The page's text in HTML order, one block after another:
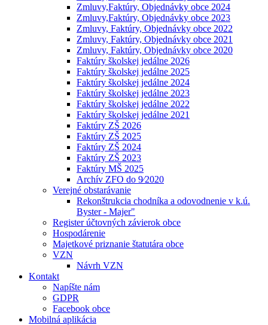
Zmluvy,Faktúry, Objednávky obce 2024
Zmluvy,Faktúry, Objednávky obce 2023
Zmluvy, Faktúry, Objednávky obce 2022
Zmluvy, Faktúry, Objednávky obce 2021
Zmluvy, Faktúry, Objednávky obce 2020
Faktúry školskej jedálne 2026
Faktúry školskej jedálne 2025
Faktúry školskej jedálne 2024
Faktúry školskej jedálne 2023
Faktúry školskej jedálne 2022
Faktúry školskej jedálne 2021
Faktúry ZŠ 2026
Faktúry ZŠ 2025
Faktúry ZŠ 2024
Faktúry ZŠ 2023
Faktúry MŠ 2025
Archív ZFO do 9⁄2020
Verejné obstarávanie
Rekonštrukcia chodníka a odovodnenie v k.ú.
Byster - Majer"
Register účtovných závierok obce
Hospodárenie
Majetkové priznanie štatutára obce
VZN
Návrh VZN
Kontakt
Napíšte nám
GDPR
Facebook obce
Mobilná aplikácia